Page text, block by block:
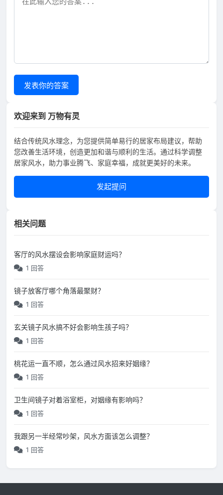
发表你的答案
欢迎来到 万物有灵
结合传统风水理念，为您提供简单易行的居家布局建议，帮助
您改善生活环境，创造更加和谐与顺利的生活。通过科学调整
居家风水，助力事业腾飞、家庭幸福，成就更美好的未来。
发起提问
相关问题
客厅的风水摆设会影响家庭财运吗？
1 回答
镜子放客厅哪个角落最聚财？
1 回答
玄关镜子风水搞不好会影响生孩子吗？
1 回答
桃花运一直不顺，怎么通过风水招来好姻缘？
1 回答
卫生间镜子对着浴室柜，对姻缘有影响吗？
1 回答
我跟另一半经常吵架，风水方面该怎么调整？
1 回答